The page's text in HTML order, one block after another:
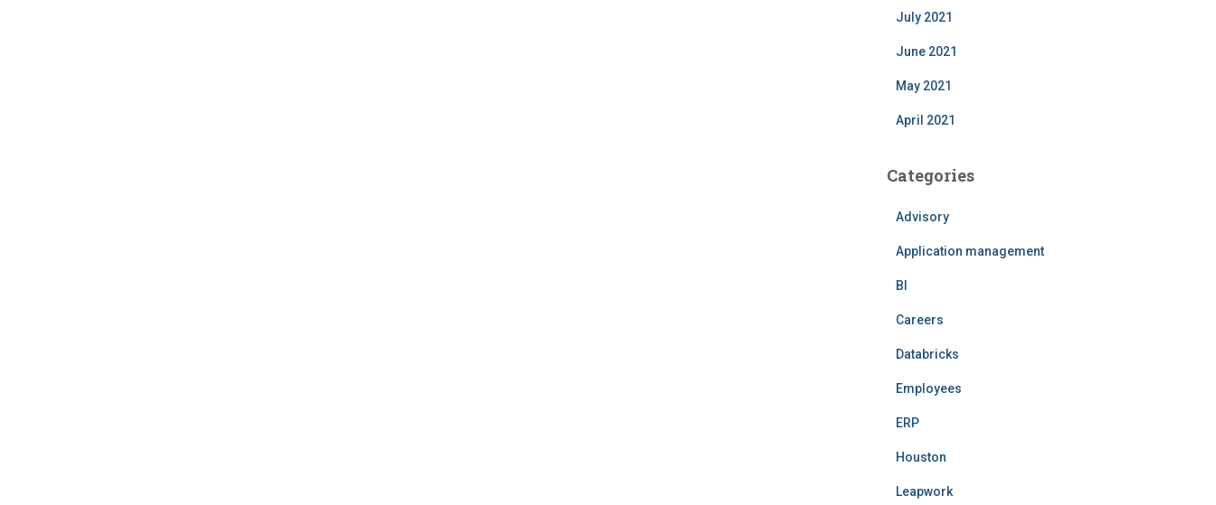
July 2021
June 2021
May 2021
April 2021
Categories
Advisory
Application management
BI
Careers
Databricks
Employees
ERP
Houston
Leapwork